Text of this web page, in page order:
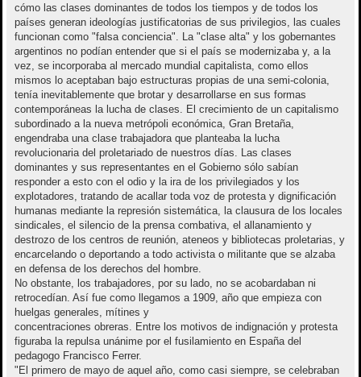
cómo las clases dominantes de todos los tiempos y de todos los
países generan ideologías justificatorias de sus privilegios, las cuales
funcionan como "falsa conciencia". La "clase alta" y los gobernantes
argentinos no podían entender que si el país se modernizaba y, a la
vez, se incorporaba al mercado mundial capitalista, como ellos
mismos lo aceptaban bajo estructuras propias de una semi-colonia,
tenía inevitablemente que brotar y desarrollarse en sus formas
contemporáneas la lucha de clases. El crecimiento de un capitalismo
subordinado a la nueva metrópoli económica, Gran Bretaña,
engendraba una clase trabajadora que planteaba la lucha
revolucionaria del proletariado de nuestros días. Las clases
dominantes y sus representantes en el Gobierno sólo sabían
responder a esto con el odio y la ira de los privilegiados y los
explotadores, tratando de acallar toda voz de protesta y dignificación
humanas mediante la represión sistemática, la clausura de los locales
sindicales, el silencio de la prensa combativa, el allanamiento y
destrozo de los centros de reunión, ateneos y bibliotecas proletarias, y
encarcelando o deportando a todo activista o militante que se alzaba
en defensa de los derechos del hombre.
No obstante, los trabajadores, por su lado, no se acobardaban ni
retrocedían. Así fue como llegamos a 1909, año que empieza con
huelgas generales, mítines y
concentraciones obreras. Entre los motivos de indignación y protesta
figuraba la repulsa unánime por el fusilamiento en España del
pedagogo Francisco Ferrer.
"El primero de mayo de aquel año, como casi siempre, se celebraban